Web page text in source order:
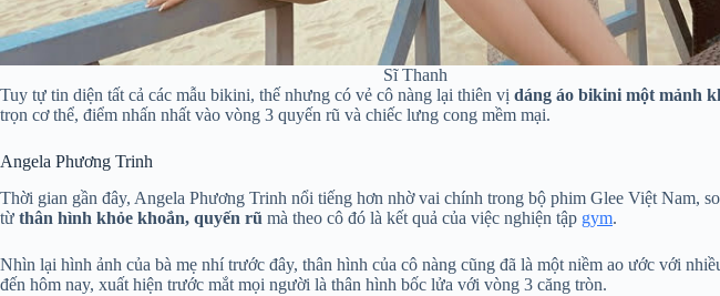
Sĩ Thanh
Tuy tự tin diện tất cả các mẫu bikini, thế nhưng có vẻ cô nàng lại thiên vị dáng áo bikini một mảnh
trọn cơ thể, điểm nhấn nhất vào vòng 3 quyến rũ và chiếc lưng cong mềm mại.
Angela Phương Trinh
Thời gian gần đây, Angela Phương Trinh nổi tiếng hơn nhờ vai chính trong bộ phim Glee Việt Nam,
từ thân hình khỏe khoắn, quyến rũ mà theo cô đó là kết quả của việc nghiện tập gym.
Nhìn lại hình ảnh của bà mẹ nhí trước đây, thân hình của cô nàng cũng đã là một niềm ao ước với
đến hôm nay, xuất hiện trước mắt mọi người là thân hình bốc lửa với vòng 3 căng tròn.